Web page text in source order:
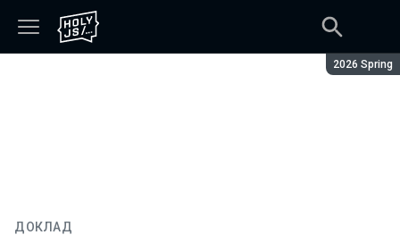
Сезон:
2026 Spring
ДОКЛАД